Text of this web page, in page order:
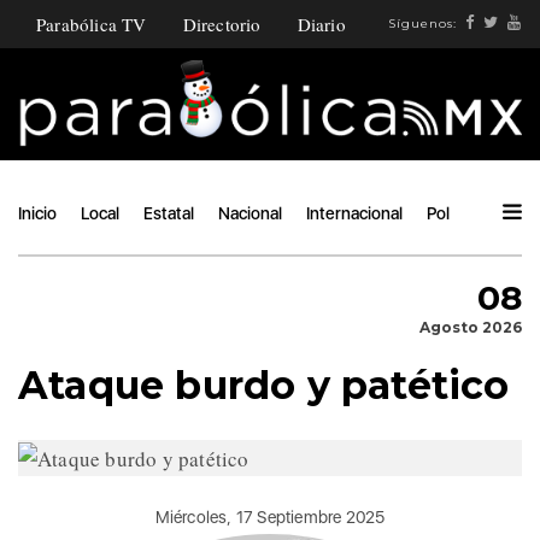
Parabólica TV Directorio Diario Síguenos:
Inicio Local Estatal Nacional Internacional Política
08
Agosto 2026
Ataque burdo y patético
Miércoles, 17 Septiembre 2025